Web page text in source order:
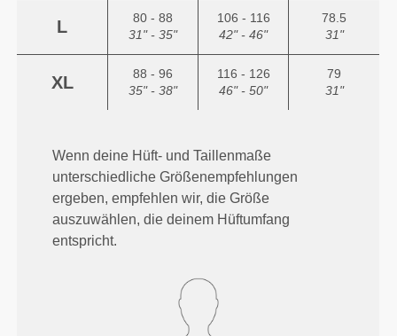
L
80 - 88
31" - 35"
106 - 116
42" - 46"
78.5
31"
XL
88 - 96
35" - 38"
116 - 126
46" - 50"
79
31"
Wenn deine Hüft- und Taillenmaße
unterschiedliche Größenempfehlungen
ergeben, empfehlen wir, die Größe
auszuwählen, die deinem Hüftumfang
entspricht.